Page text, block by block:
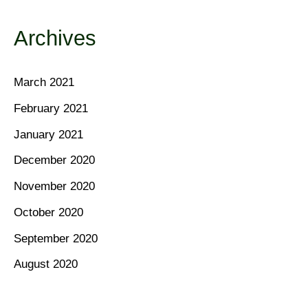
Archives
March 2021
February 2021
January 2021
December 2020
November 2020
October 2020
September 2020
August 2020